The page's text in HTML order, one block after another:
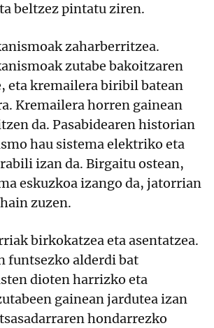
beltzez pintatu ziren.
zaharberritzea.
zutabe bakoitzaren
eta kremailera biribil batean
Kremailera horren gainean
da. Pasabidearen historian
hau sistema elektriko eta
izan da. Birgaitu ostean,
eskuzkoa izango da, jatorrian
zuzen.
birkokatzea eta asentatzea.
funtsezko alderdi bat
dioten harrizko eta
gainean jardutea izan
hondarrezko